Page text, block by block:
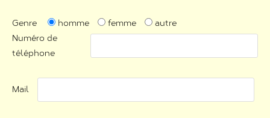
Genre homme femme
autre
Numéro de
téléphone
Mail